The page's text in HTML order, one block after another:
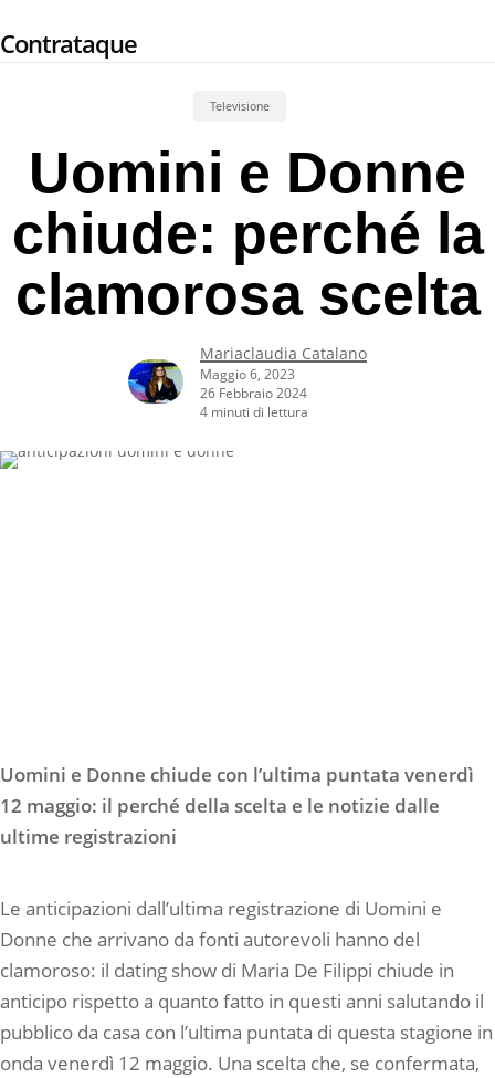
to
Contrataque
Televisione
Uomini e Donne
chiude: perché la
clamorosa scelta
Mariaclaudia Catalano
Maggio 6, 2023
26 Febbraio 2024
4 minuti di lettura
Uomini e Donne chiude con l’ultima puntata venerdì
12 maggio: il perché della scelta e le notizie dalle
ultime registrazioni
Le anticipazioni dall’ultima registrazione di Uomini e
Donne che arrivano da fonti autorevoli hanno del
clamoroso: il dating show di Maria De Filippi chiude in
anticipo rispetto a quanto fatto in questi anni salutando il
pubblico da casa con l’ultima puntata di questa stagione in
onda venerdì 12 maggio. Una scelta che, se confermata,